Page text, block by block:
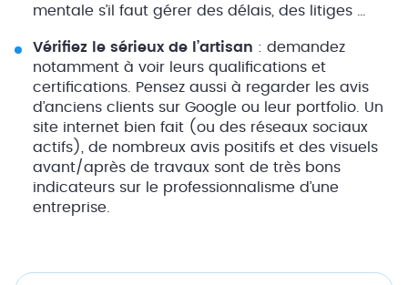
mentale s’il faut gérer des délais, des litiges …
Vérifiez le sérieux de l’artisan : demandez
notamment à voir leurs qualifications et
certifications. Pensez aussi à regarder les avis
d’anciens clients sur Google ou leur portfolio. Un
site internet bien fait (ou des réseaux sociaux
actifs), de nombreux avis positifs et des visuels
avant/après de travaux sont de très bons
indicateurs sur le professionnalisme d’une
entreprise.